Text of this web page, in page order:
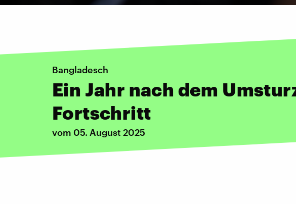
Bangladesch
Ein Jahr nach dem
Fortschritt
vom 05. August 2025